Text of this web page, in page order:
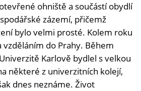
ohniště a součástí obydlí
zázemí, přičemž
bylo velmi prosté. Kolem roku
vzděláním do Prahy. Během
Karlově bydlel s velkou
některé z univerzitních kolejí,
dnes neznáme. Život